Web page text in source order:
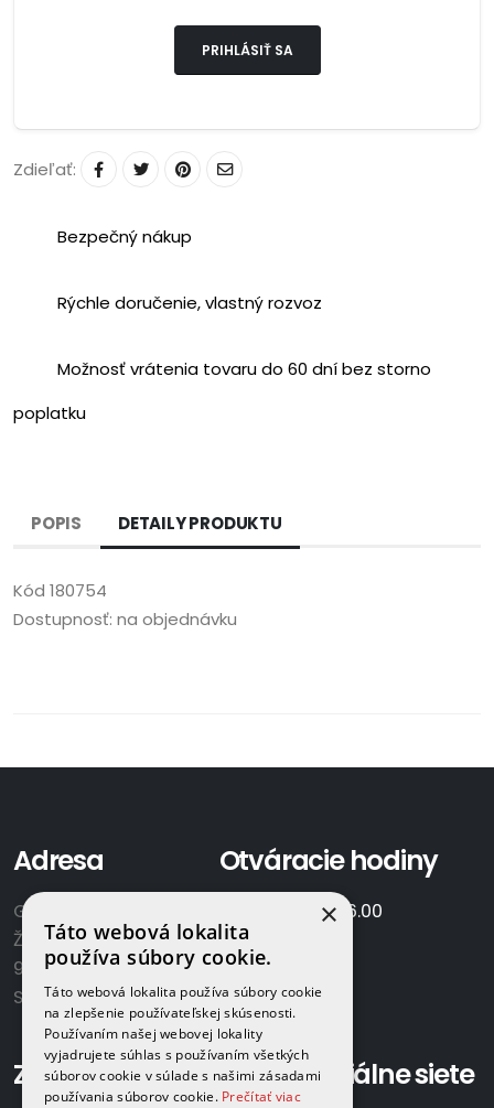
PRIHLÁSIŤ SA
Zdieľať:
Bezpečný nákup
Rýchle doručenie, vlastný rozvoz
Možnosť vrátenia tovaru do 60 dní bez storno
poplatku
POPIS DETAILY PRODUKTU
Kód 180754
Dostupnosť: na objednávku
Adresa
GAMAPLYN s.r.o.
Železničná 570/8
922 02 Krakovany
Slovensko
Otváracie hodiny
7.00 - 16.00
So:
Zavolajte nám: Sociálne siete
×
Táto webová lokalita
používa súbory cookie.
Táto webová lokalita používa súbory cookie
na zlepšenie používateľskej skúsenosti.
Používaním našej webovej lokality
vyjadrujete súhlas s používaním všetkých
súborov cookie v súlade s našimi zásadami
používania súborov cookie. Prečítať viac